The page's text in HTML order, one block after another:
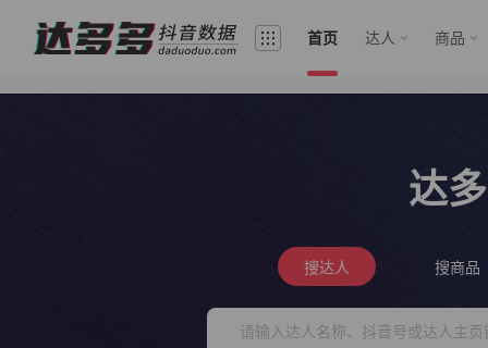
首页 达人 商品
达
搜达人 搜商品